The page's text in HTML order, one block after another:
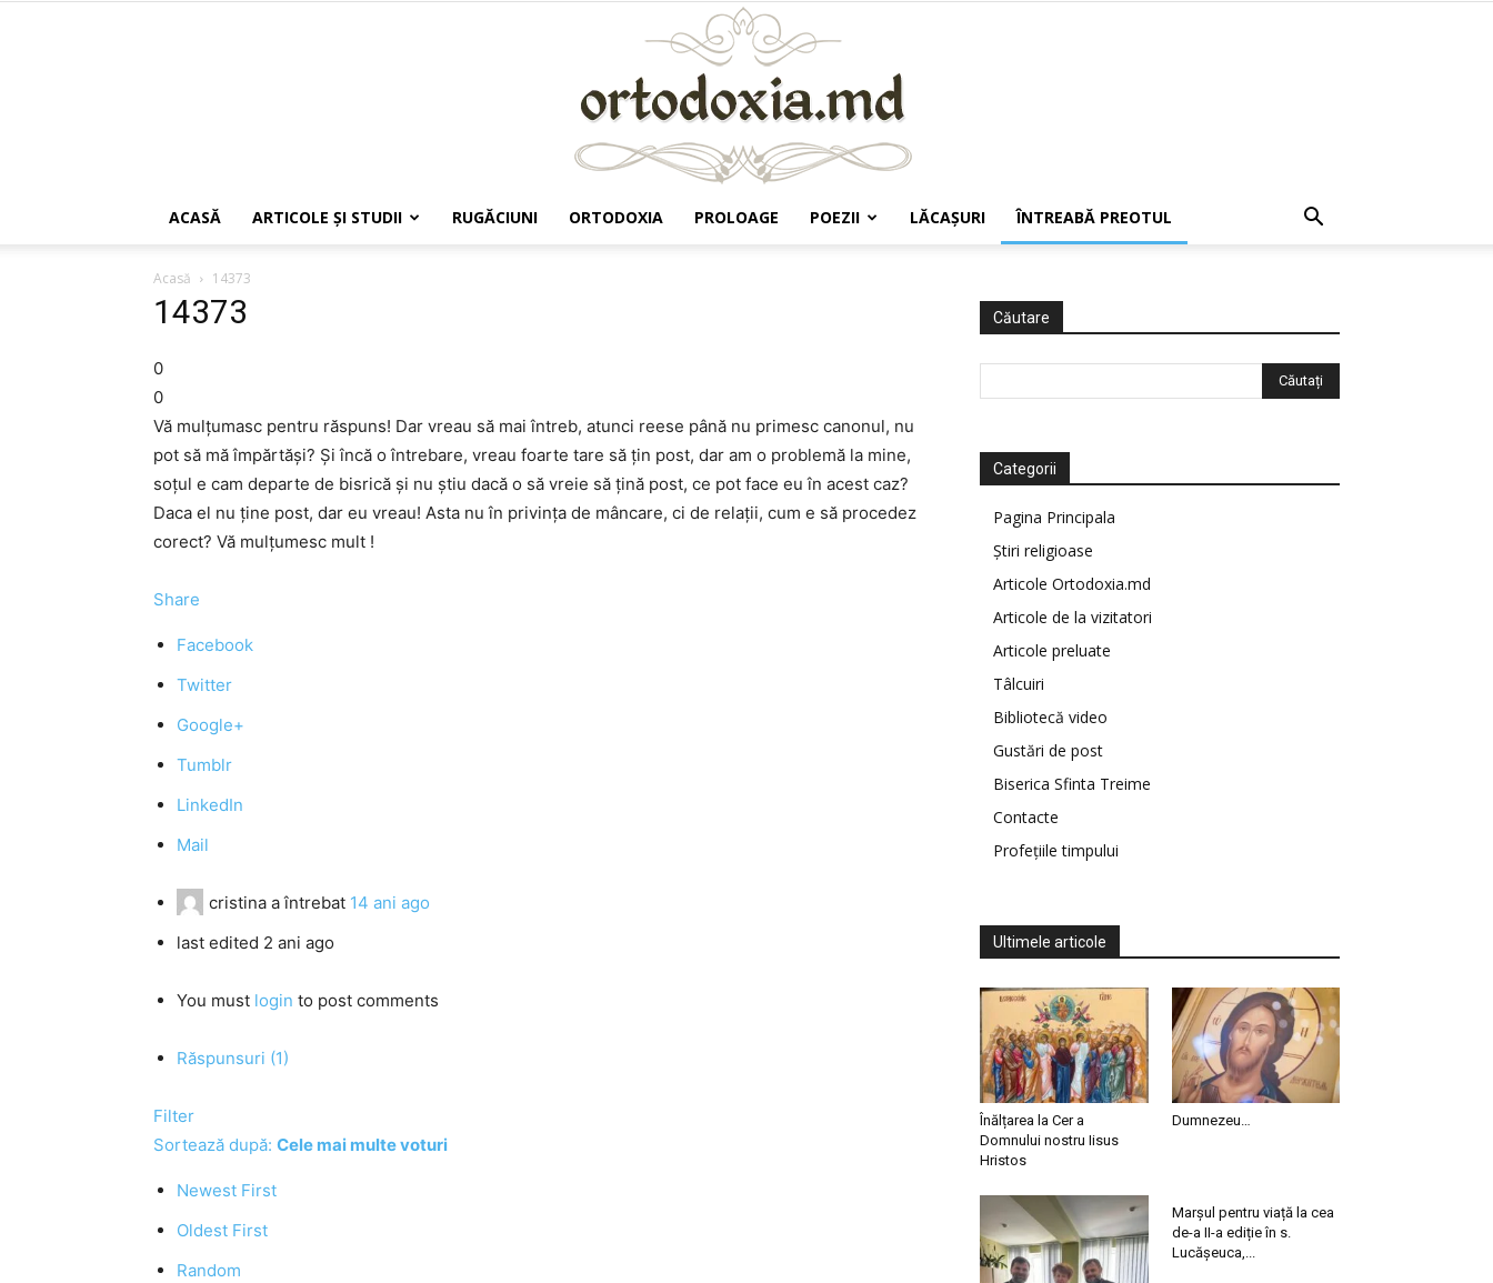
ACASĂ ARTICOLE ŞI STUDII RUGĂCIUNI ORTODOXIA PROLOAGE POEZII LĂCAŞURI ÎNTREABĂ PREOTUL
Acasă 14373
14373
0
0
Vă mulţumasc pentru răspuns! Dar vreau să mai întreb, atunci reese până nu primesc canonul, nu
pot să mă împărtăşi? Şi încă o întrebare, vreau foarte tare să ţin post, dar am o problemă la mine,
soţul e cam departe de bisrică şi nu ştiu dacă o să vreie să ţină post, ce pot face eu în acest caz?
Daca el nu ţine post, dar eu vreau! Asta nu în privinţa de mâncare, ci de relaţii, cum e să procedez
corect? Vă mulţumesc mult !
Share
Facebook
Twitter
Google+
Tumblr
LinkedIn
Mail
cristina a întrebat 14 ani ago
last edited 2 ani ago
You must login to post comments
Răspunsuri (1)
Filter
Sortează după: Cele mai multe voturi
Newest First
Oldest First
Random
Căutare
Categorii
Pagina Principala
Știri religioase
Articole Ortodoxia.md
Articole de la vizitatori
Articole preluate
Tâlcuiri
Bibliotecă video
Gustări de post
Biserica Sfinta Treime
Contacte
Profețiile timpului
Ultimele articole
Înălțarea la Cer a
Domnului nostru Iisus
Hristos
Dumnezeu…
Marșul pentru viață la cea
de-a II-a ediție în s.
Lucășeuca,...